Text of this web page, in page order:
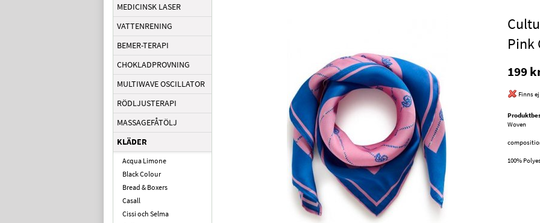
MEDICINSK LASER
VATTENRENING
BEMER-TERAPI
CHOKLADPROVNING
MULTIWAVE OSCILLATOR
RÖDLJUSTERAPI
MASSAGEFÅTÖLJ
KLÄDER
Acqua Limone
Black Colour
Bread & Boxers
Casall
Cissi och Selma
Pink
199
Finns
Woven
100%